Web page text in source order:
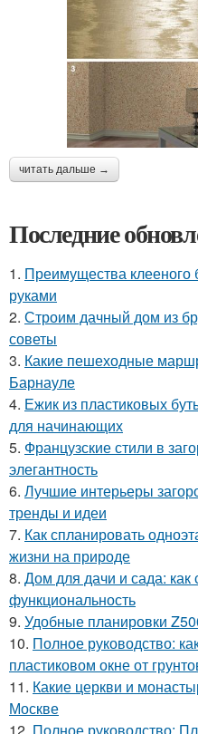
читать дальше →
Последние
1. Преимущества клееного
руками
2. Строим дачный дом из
советы
3. Какие пешеходные
Барнауле
4. Ежик из пластиковых
для начинающих
5. Французские стили в
элегантность
6. Лучшие интерьеры
тренды и идеи
7. Как спланировать
жизни на природе
8. Дом для дачи и сада: как
функциональность
9. Удобные планировки
10. Полное руководство:
пластиковом окне от
11. Какие церкви и
Москве